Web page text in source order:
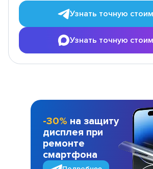
Узнать точную
Узнать точную
-30% на защиту
дисплея при
ремонте
смартфона